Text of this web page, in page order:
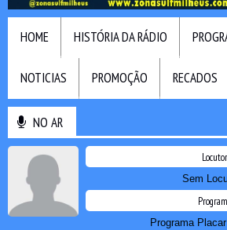
HOME HISTÓRIA DA RÁDIO
NOTICIAS PROMOÇÃO RECADOS
NO AR
Locutor
Sem
Programa